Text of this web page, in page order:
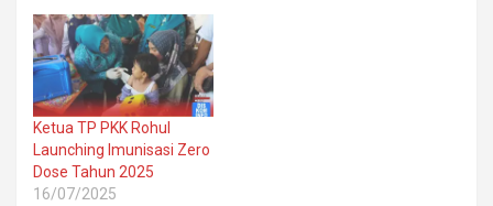
Ketua TP PKK Rohul
Launching Imunisasi Zero
Dose Tahun 2025
16/07/2025